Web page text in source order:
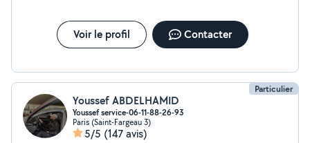
Voir le profil Contacter
Particulier
Youssef ABDELHAMID
Youssef service-06-11-88-26-93
Paris (Saint-Fargeau 3)
5/5 (147 avis)